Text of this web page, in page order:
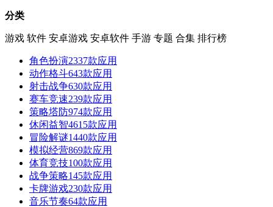
分类
游戏 软件 安卓游戏 安卓软件 手游 专题 合集 排行榜
角色扮演2337款应用
动作格斗643款应用
射击战争630款应用
赛车竞速239款应用
策略塔防974款应用
休闲益智4615款应用
冒险解谜1440款应用
模拟经营869款应用
体育竞技100款应用
战争策略145款应用
卡牌游戏230款应用
音乐节奏64款应用